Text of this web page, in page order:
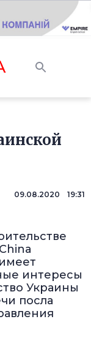
09.08.2020 19:31
интересы
Украины
посла